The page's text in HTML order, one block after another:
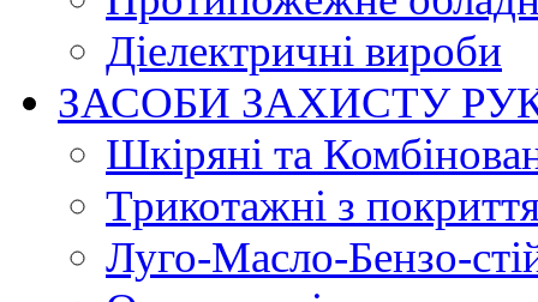
Діелектричні вироби
ЗАСОБИ ЗАХИСТУ
Шкіряні та
Трикотажні з
Луго-Масло-Бензо-